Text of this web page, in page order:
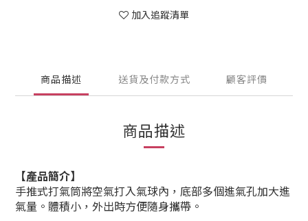
加入追蹤清單
商品描述 送貨及付款方式 顧客評價
商品描述
【產品簡介】
手推式打氣筒將空氣打入氣球內，底部多個進氣孔加大進
氣量。體積小，外出時方便隨身攜帶。